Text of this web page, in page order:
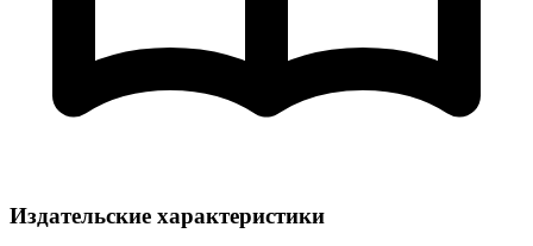
Издательские характеристики